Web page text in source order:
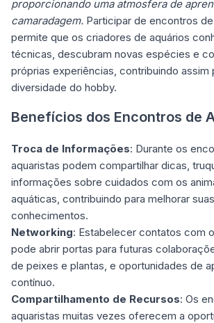
proporcionando uma atmosfera de
camaradagem. Participar de encontros
permite que os criadores de aquários
técnicas, descubram novas espécies e
próprias experiências, contribuindo assim
diversidade do hobby.
Benefícios dos Encontros de
Troca de Informações: Durante os
aquaristas podem compartilhar dicas,
informações sobre cuidados com os
aquáticas, contribuindo para melhorar
conhecimentos.
Networking: Estabelecer contatos com
pode abrir portas para futuras
de peixes e plantas, e oportunidades de
contínuo.
Compartilhamento de Recursos: Os
aquaristas muitas vezes oferecem a